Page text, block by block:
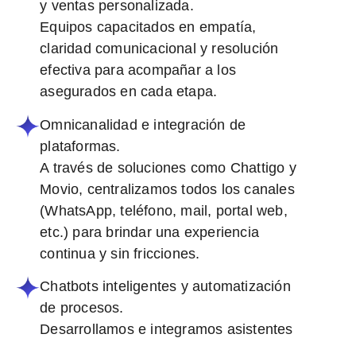
y ventas personalizada.
Equipos capacitados en empatía,
claridad comunicacional y resolución
efectiva para acompañar a los
asegurados en cada etapa.
Omnicanalidad e integración de
plataformas.
A través de soluciones como Chattigo y
Movio, centralizamos todos los canales
(WhatsApp, teléfono, mail, portal web,
etc.) para brindar una experiencia
continua y sin fricciones.
Chatbots inteligentes y automatización
de procesos.
Desarrollamos e integramos asistentes